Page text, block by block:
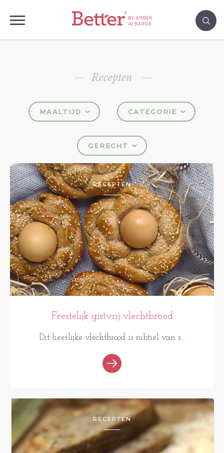
Recepten
MAALTIJD CATEGORIE
GERECHT
RECEPTEN
Feestelijk gistvrij vlechtbrood
Dit heerlijke vlechtbrood is subtiel van s...
RECEPTEN